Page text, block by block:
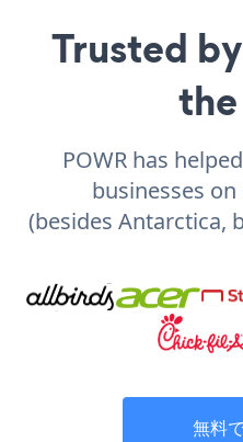
Trusted
POWR has
businesses
(besides Antarctica,
無料